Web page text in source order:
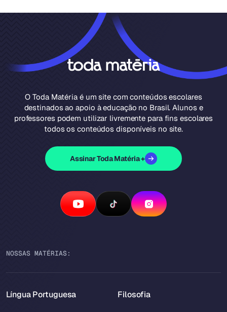
O Toda Matéria é um site com conteúdos escolares
destinados ao apoio à educação no Brasil. Alunos e
professores podem utilizar livremente para fins escolares
todos os conteúdos disponíveis no site.
Assinar Toda Matéria +
NOSSAS MATÉRIAS:
Língua Portuguesa Filosofia